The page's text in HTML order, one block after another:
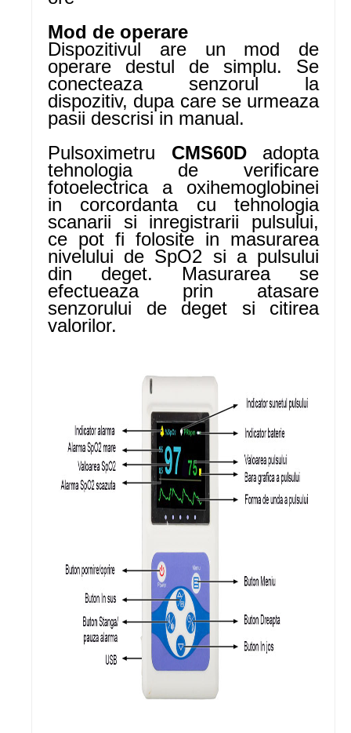
Mod de operare
Dispozitivul are un mod de
operare destul de simplu. Se
conecteaza senzorul la
dispozitiv, dupa care se urmeaza
pasii descrisi in manual.
Pulsoximetru CMS60D adopta
tehnologia de verificare
fotoelectrica a oxihemoglobinei
in corcordanta cu tehnologia
scanarii si inregistrarii pulsului,
ce pot fi folosite in masurarea
nivelului de SpO2 si a pulsului
din deget. Masurarea se
efectueaza prin atasare
senzorului de deget si citirea
valorilor.